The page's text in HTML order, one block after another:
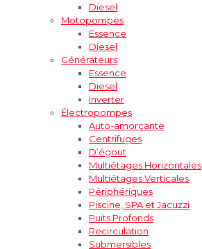
Diesel
Motopompes
Essence
Diesel
Générateurs
Essence
Diesel
Inverter
Électropompes
Auto-amorçante
Centrifuges
D’égout
Multiétages Horizontales
Multiétages Verticales
Périphériques
Piscine, SPA et Jacuzzi
Puits Profonds
Recirculation
Submersibles